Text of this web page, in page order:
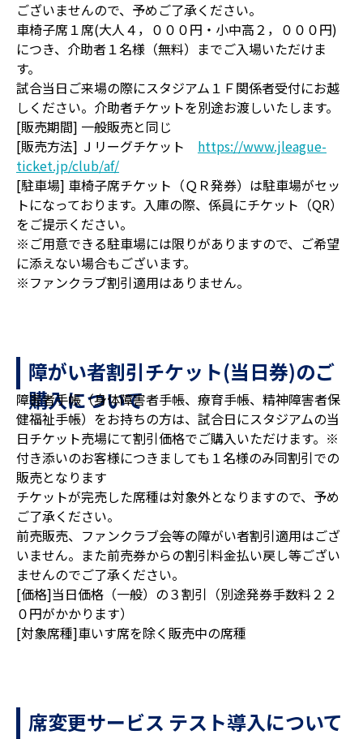
ございませんので、予めご了承ください。
車椅子席１席(大人４，０００円・小中高２，０００円)
につき、介助者１名様（無料）までご入場いただけま
す。
試合当日ご来場の際にスタジアム１Ｆ関係者受付にお越
しください。介助者チケットを別途お渡しいたします。
[販売期間] 一般販売と同じ
[販売方法] Ｊリーグチケット https://www.jleague-
ticket.jp/club/af/
[駐車場] 車椅子席チケット（ＱＲ発券）は駐車場がセッ
トになっております。入庫の際、係員にチケット（QR）
をご提示ください。
※ご用意できる駐車場には限りがありますので、ご希望
に添えない場合もございます。
※ファンクラブ割引適用はありません。
障がい者割引チケット(当日券)のご
購入について
障害者手帳（身体障害者手帳、療育手帳、精神障害者保
健福祉手帳）をお持ちの方は、試合日にスタジアムの当
日チケット売場にて割引価格でご購入いただけます。※
付き添いのお客様につきましても１名様のみ同割引での
販売となります
チケットが完売した席種は対象外となりますので、予め
ご了承ください。
前売販売、ファンクラブ会等の障がい者割引適用はござ
いません。また前売券からの割引料金払い戻し等ござい
ませんのでご了承ください。
[価格]当日価格（一般）の３割引（別途発券手数料２２
０円がかかります）
[対象席種]車いす席を除く販売中の席種
席変更サービス テスト導入について